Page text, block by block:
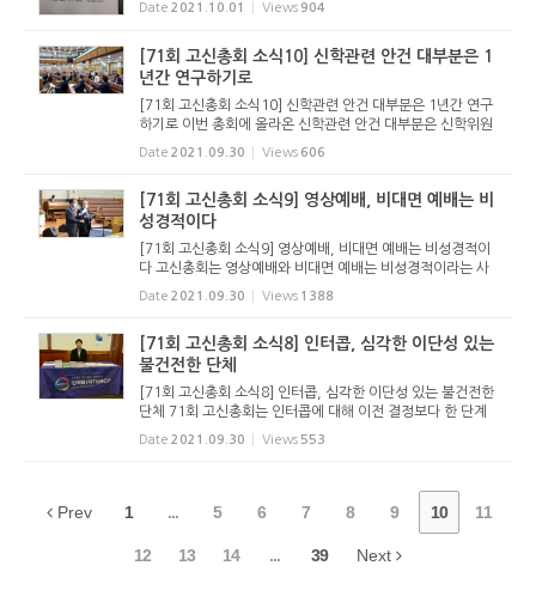
tp://kcnp.com/news/view.php?no=6364)에 보도된 바
Date 2021.10.01 Views 904
[71회 고신총회 소식10] 신학관련 안건 대부분은 1
년간 연구하기로
[71회 고신총회 소식10] 신학관련 안건 대부분은 1년간 연구
하기로 이번 총회에 올라온 신학관련 안건 대부분은 신학위원
회 및 신대원 교수회에 1년 간 연구하여 차기 총회에 보고하기
로 결정했다. 신학교육부는 ‘예수 그리스도의 <능동순종>과 <
Date 2021.09.30 Views 606
[71회 고신총회 소식9] 영상예배, 비대면 예배는 비
성경적이다
[71회 고신총회 소식9] 영상예배, 비대면 예배는 비성경적이
다 고신총회는 영상예배와 비대면 예배는 비성경적이라는 사
실을 분명히 했다. 그러면서도 아주 예외적인 상황으로 영상의
도움을 받을 수 있다고 했다. 이번 총회에는 코로나 19로 인해
Date 2021.09.30 Views 1388
[71회 고신총회 소식8] 인터콥, 심각한 이단성 있는
불건전한 단체
[71회 고신총회 소식8] 인터콥, 심각한 이단성 있는 불건전한
단체 71회 고신총회는 인터콥에 대해 이전 결정보다 한 단계
높은 “심각한 이단성이 있는 불건전한 단체로 규정”하고 “참여
금지 및 교류 금지”를 재확인했다. 지난 2016...
Date 2021.09.30 Views 553
Prev 1 ... 5 6 7 8 9 10 11
12 13 14 ... 39 Next